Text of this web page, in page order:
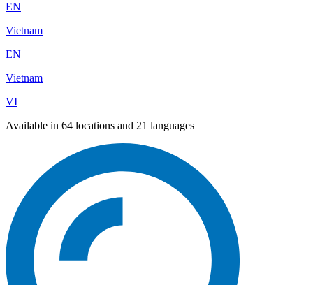
EN
Vietnam
EN
Vietnam
VI
Available in 64 locations and 21 languages